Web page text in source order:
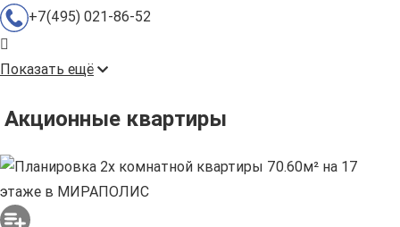
+7(495) 021-86-52
Показать ещё
Акционные квартиры